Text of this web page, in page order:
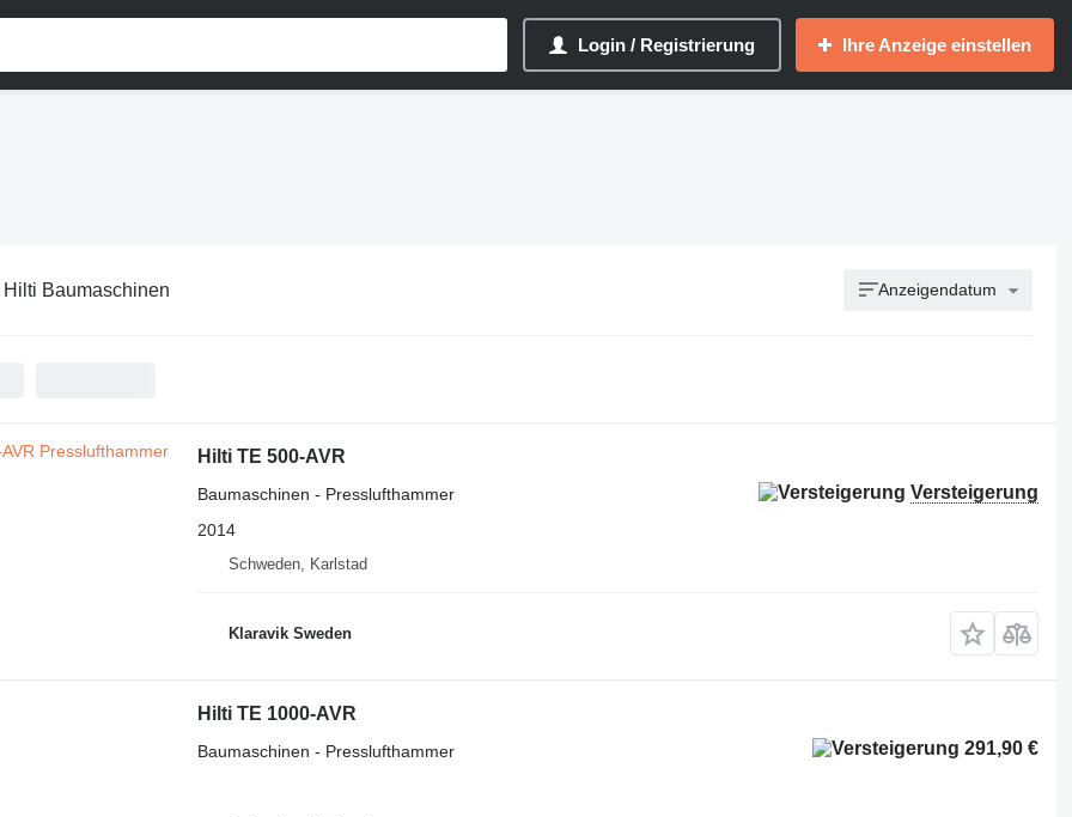
Login / Registrierung Ihre Anzeige einstellen
Hilti Baumaschinen Anzeigendatum
Hilti TE 500-AVR
Versteigerung
Baumaschinen - Presslufthammer
2014
Schweden, Karlstad
Klaravik Sweden
Hilti TE 1000-AVR
291,90 €
Baumaschinen - Presslufthammer